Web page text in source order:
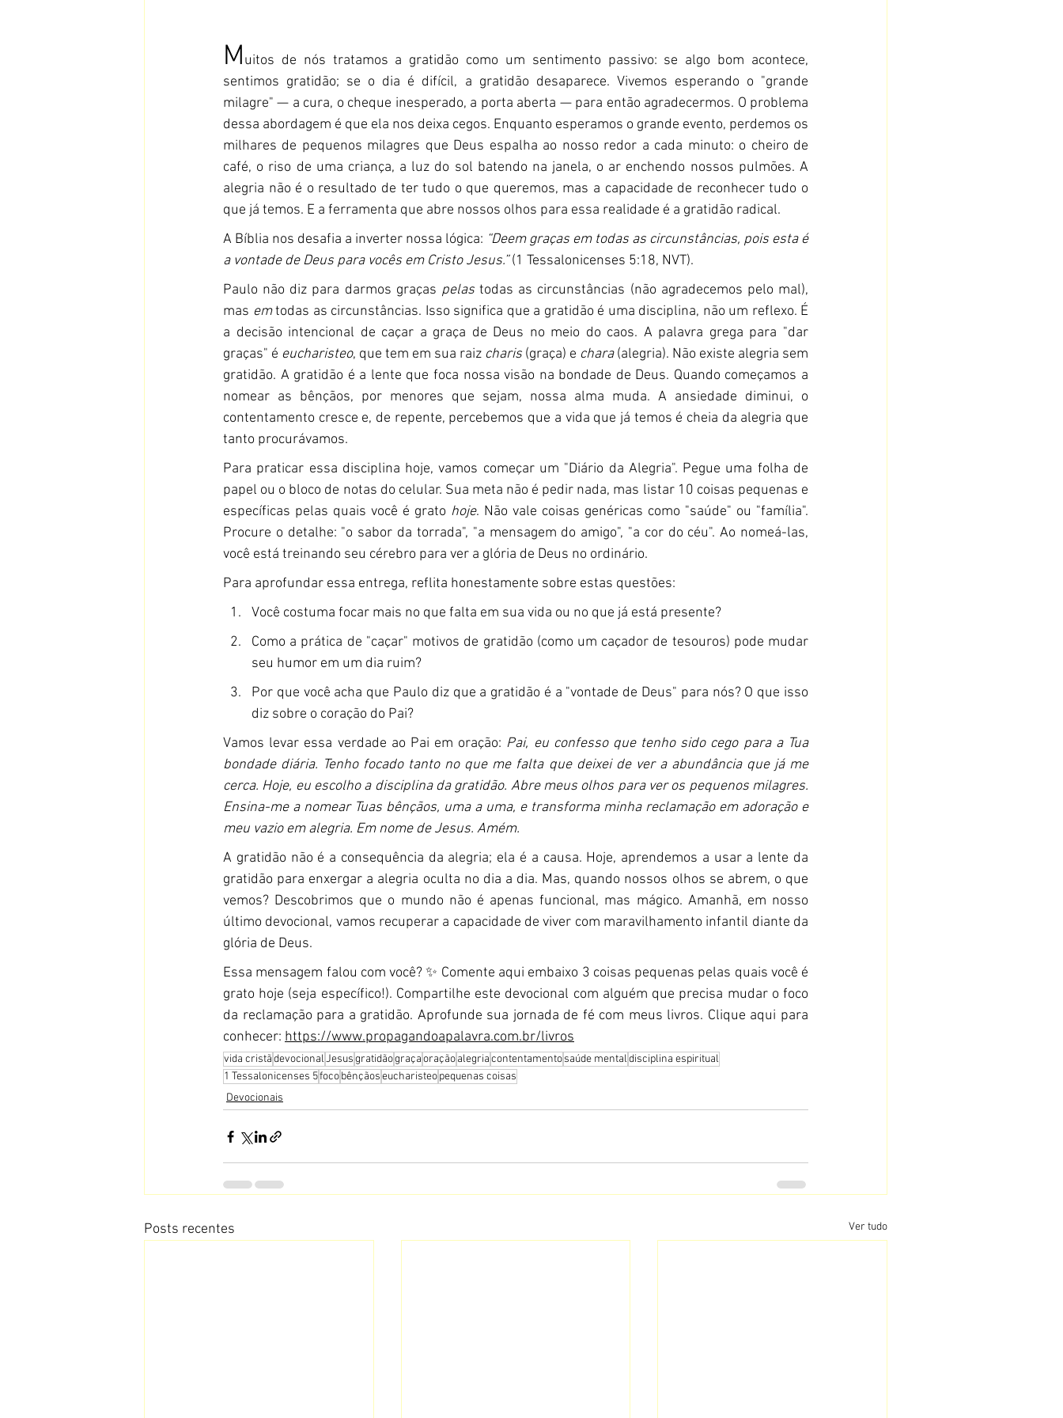
Muitos de nós tratamos a gratidão como um sentimento passivo: se algo bom acontece,
sentimos gratidão; se o dia é difícil, a gratidão desaparece. Vivemos esperando o "grande
milagre" — a cura, o cheque inesperado, a porta aberta — para então agradecermos. O problema
dessa abordagem é que ela nos deixa cegos. Enquanto esperamos o grande evento, perdemos os
milhares de pequenos milagres que Deus espalha ao nosso redor a cada minuto: o cheiro de
café, o riso de uma criança, a luz do sol batendo na janela, o ar enchendo nossos pulmões. A
alegria não é o resultado de ter tudo o que queremos, mas a capacidade de reconhecer tudo o
que já temos. E a ferramenta que abre nossos olhos para essa realidade é a gratidão radical.
A Bíblia nos desafia a inverter nossa lógica: “Deem graças em todas as circunstâncias, pois esta é
a vontade de Deus para vocês em Cristo Jesus.” (1 Tessalonicenses 5:18, NVT).
Paulo não diz para darmos graças pelas todas as circunstâncias (não agradecemos pelo mal),
mas em todas as circunstâncias. Isso significa que a gratidão é uma disciplina, não um reflexo. É
a decisão intencional de caçar a graça de Deus no meio do caos. A palavra grega para "dar
graças" é eucharisteo, que tem em sua raiz charis (graça) e chara (alegria). Não existe alegria sem
gratidão. A gratidão é a lente que foca nossa visão na bondade de Deus. Quando começamos a
nomear as bênçãos, por menores que sejam, nossa alma muda. A ansiedade diminui, o
contentamento cresce e, de repente, percebemos que a vida que já temos é cheia da alegria que
tanto procurávamos.
Para praticar essa disciplina hoje, vamos começar um "Diário da Alegria". Pegue uma folha de
papel ou o bloco de notas do celular. Sua meta não é pedir nada, mas listar 10 coisas pequenas e
específicas pelas quais você é grato hoje. Não vale coisas genéricas como "saúde" ou "família".
Procure o detalhe: "o sabor da torrada", "a mensagem do amigo", "a cor do céu". Ao nomeá-las,
você está treinando seu cérebro para ver a glória de Deus no ordinário.
Para aprofundar essa entrega, reflita honestamente sobre estas questões:
Você costuma focar mais no que falta em sua vida ou no que já está presente?
Como a prática de "caçar" motivos de gratidão (como um caçador de tesouros) pode mudar
seu humor em um dia ruim?
Por que você acha que Paulo diz que a gratidão é a "vontade de Deus" para nós? O que isso
diz sobre o coração do Pai?
Vamos levar essa verdade ao Pai em oração: Pai, eu confesso que tenho sido cego para a Tua
bondade diária. Tenho focado tanto no que me falta que deixei de ver a abundância que já me
cerca. Hoje, eu escolho a disciplina da gratidão. Abre meus olhos para ver os pequenos milagres.
Ensina-me a nomear Tuas bênçãos, uma a uma, e transforma minha reclamação em adoração e
meu vazio em alegria. Em nome de Jesus. Amém.
A gratidão não é a consequência da alegria; ela é a causa. Hoje, aprendemos a usar a lente da
gratidão para enxergar a alegria oculta no dia a dia. Mas, quando nossos olhos se abrem, o que
vemos? Descobrimos que o mundo não é apenas funcional, mas mágico. Amanhã, em nosso
último devocional, vamos recuperar a capacidade de viver com maravilhamento infantil diante da
glória de Deus.
Essa mensagem falou com você? ✨ Comente aqui embaixo 3 coisas pequenas pelas quais você é
grato hoje (seja específico!). Compartilhe este devocional com alguém que precisa mudar o foco
da reclamação para a gratidão. Aprofunde sua jornada de fé com meus livros. Clique aqui para
conhecer: https://www.propagandoapalavra.com.br/livros
vida cristãdevocionalJesusgratidãograçaoraçãoalegriacontentamentosaúde mentaldisciplina espiritual
1 Tessalonicenses 5focobênçãoseucharisteopequenas coisas
Devocionais
Posts recentes Ver tudo